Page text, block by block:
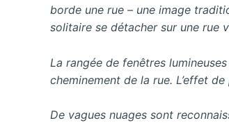
borde une rue – une image
solitaire se détacher sur une rue
La rangée de fenêtres
cheminement de la rue. L’effet
De vagues nuages sont